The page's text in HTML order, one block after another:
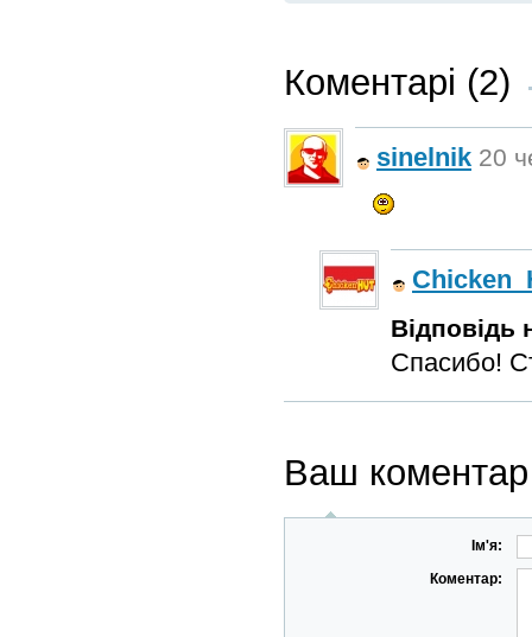
Коментарі (2)
sinelnik 20
Відповідь
Спасибо!
Ваш коментар
Ім'я:
Коментар: